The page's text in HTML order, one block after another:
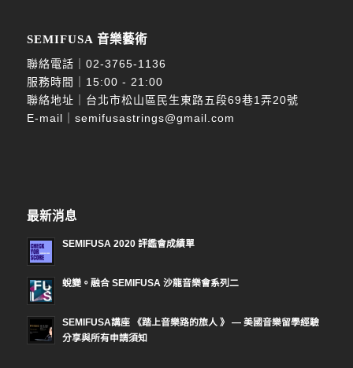
SEMIFUSA 音樂藝術
聯絡電話｜ 02-3765-1136
服務時間｜15:00 - 21:00
聯絡地址｜台北市松山區民生東路五段69巷1弄20號
E-mail｜ semifusastrings@gmail.com
最新消息
SEMIFUSA 2020 評鑑會成績單
蛻變。融合 SEMIFUSA 沙龍音樂會系列二
SEMIFUSA講座 《踏上音樂路的旅人 》 — 美國音樂留學經驗
分享與所有申請須知